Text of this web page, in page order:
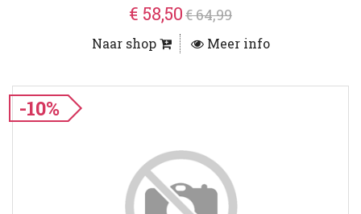
€ 58,50€ 64,99
Naar shop Meer info
-10%